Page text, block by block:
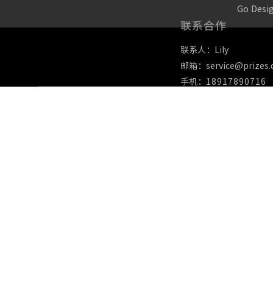
Go
联系合作
联系人：Lily
邮箱：
手机： 18917890716